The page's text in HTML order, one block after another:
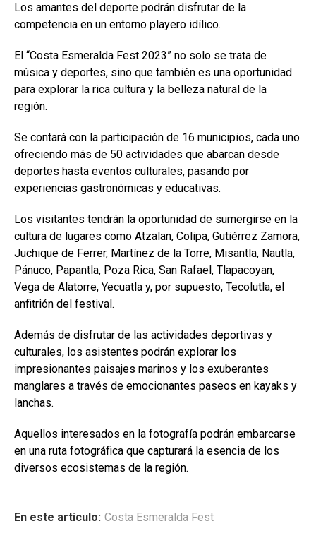
Los amantes del deporte podrán disfrutar de la
competencia en un entorno playero idílico.
El “Costa Esmeralda Fest 2023” no solo se trata de
música y deportes, sino que también es una oportunidad
para explorar la rica cultura y la belleza natural de la
región.
Se contará con la participación de 16 municipios, cada uno
ofreciendo más de 50 actividades que abarcan desde
deportes hasta eventos culturales, pasando por
experiencias gastronómicas y educativas.
Los visitantes tendrán la oportunidad de sumergirse en la
cultura de lugares como Atzalan, Colipa, Gutiérrez Zamora,
Juchique de Ferrer, Martínez de la Torre, Misantla, Nautla,
Pánuco, Papantla, Poza Rica, San Rafael, Tlapacoyan,
Vega de Alatorre, Yecuatla y, por supuesto, Tecolutla, el
anfitrión del festival.
Además de disfrutar de las actividades deportivas y
culturales, los asistentes podrán explorar los
impresionantes paisajes marinos y los exuberantes
manglares a través de emocionantes paseos en kayaks y
lanchas.
Aquellos interesados en la fotografía podrán embarcarse
en una ruta fotográfica que capturará la esencia de los
diversos ecosistemas de la región.
En este articulo: Costa Esmeralda Fest